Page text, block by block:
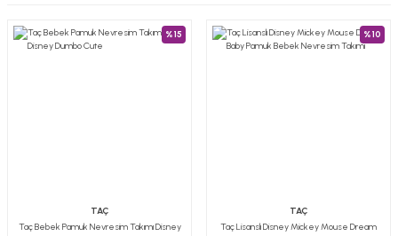
%15
TAÇ
Taç Bebek Pamuk Nevresim Takımı Disney
%10
TAÇ
Taç Lisanslı Disney Mickey Mouse Dream